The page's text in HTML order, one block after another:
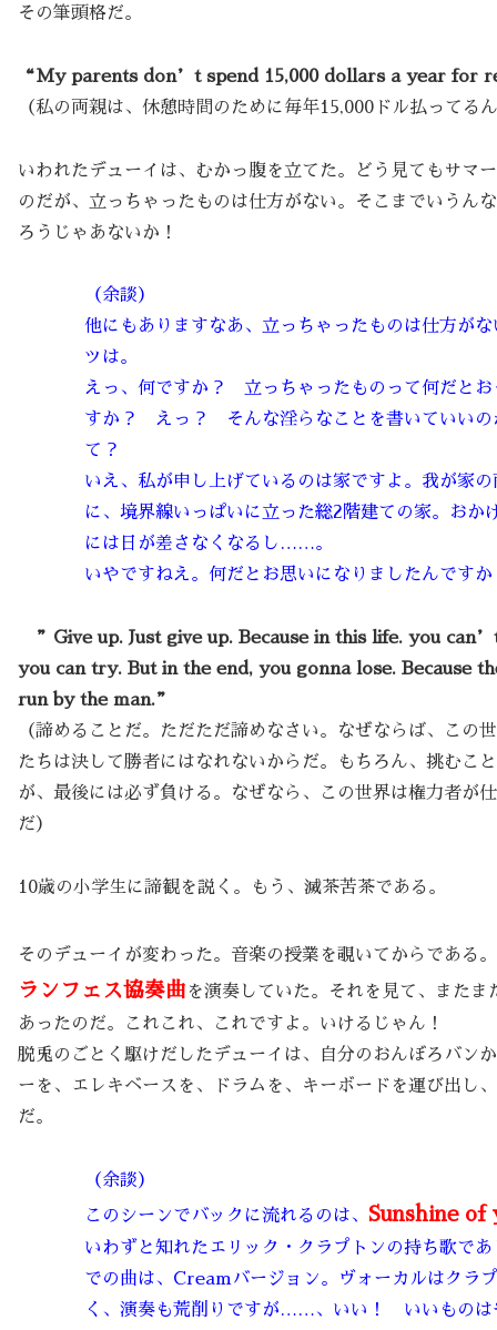
その筆頭格だ。
“My parents don’t spend 15,000 dollars a year for
（私の両親は、休憩時間のために毎年15,000ドル払ってる
いわれたデューイは、むかっ腹を立てた。どう見てもサマ
のだが、立っちゃったものは仕方がない。そこまでいうん
ろうじゃあないか！
（余談）
他にもありますなあ、立っちゃったものは仕方が
ツは。
えっ、何ですか？ 立っちゃったものって何だとお
すか？ えっ？ そんな淫らなことを書いていいの
て？
いえ、私が申し上げているのは家ですよ。我が家
に、境界線いっぱいに立った総2階建ての家。おか
には日が差さなくなるし……。
いやですねえ。何だとお思いになりましたんですか
”Give up. Just give up. Because in this life. you
you can try. But in the end, you gonna lose. Because
run by the man.”
（諦めることだ。ただただ諦めなさい。なぜならば、この
たちは決して勝者にはなれないからだ。もちろん、挑むこ
が、最後には必ず負ける。なぜなら、この世界は権力者が
だ）
10歳の小学生に諦観を説く。もう、滅茶苦茶である。
そのデューイが変わった。音楽の授業を覗いてからである
ランフェス協奏曲 を演奏していた。それを見て、またま
あったのだ。これこれ、これですよ。いけるじゃん！
脱兎のごとく駆けだしたデューイは、自分のおんぼろバン
ーを、エレキベースを、ドラムを、キーボードを運び出し
だ。
（余談）
このシーンでバックに流れるのは、 Sunshine of
いわずと知れたエリック・クラプトンの持ち歌で
での曲は、Creamバージョン。ヴォーカルはクラ
く、演奏も荒削りですが……、いい！ いいものは